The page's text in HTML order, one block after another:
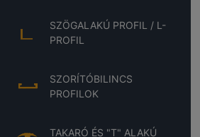
SZÖGALAKÚ PROFIL / L-
PROFIL
SZORÍTÓBILINCS
PROFILOK
TAKARÓ ÉS "T" ALAKÚ